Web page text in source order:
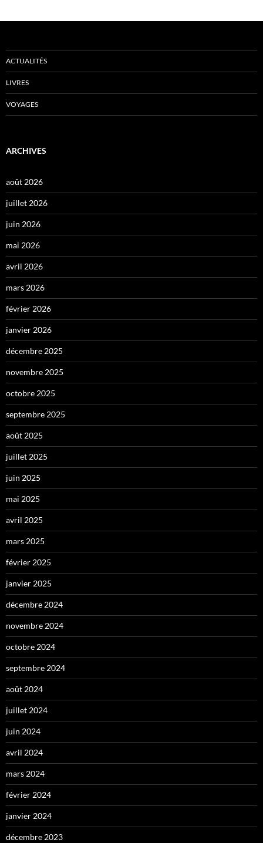
ACTUALITÉS
LIVRES
VOYAGES
ARCHIVES
août 2026
juillet 2026
juin 2026
mai 2026
avril 2026
mars 2026
février 2026
janvier 2026
décembre 2025
novembre 2025
octobre 2025
septembre 2025
août 2025
juillet 2025
juin 2025
mai 2025
avril 2025
mars 2025
février 2025
janvier 2025
décembre 2024
novembre 2024
octobre 2024
septembre 2024
août 2024
juillet 2024
juin 2024
avril 2024
mars 2024
février 2024
janvier 2024
décembre 2023